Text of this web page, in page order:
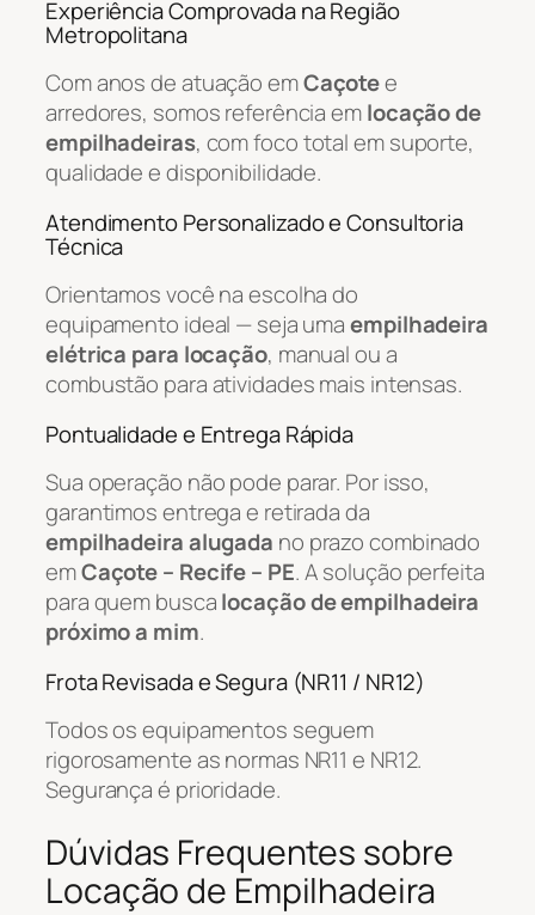
Experiência Comprovada na Região
Metropolitana
Com anos de atuação emCaçotee
arredores, somos referência emlocação de
empilhadeiras, com foco total em suporte,
qualidade e disponibilidade.
Atendimento Personalizado e Consultoria
Técnica
Orientamos você na escolha do
equipamento ideal — seja umaempilhadeira
elétrica para locação, manual ou a
combustão para atividades mais intensas.
Pontualidade e Entrega Rápida
Sua operação não pode parar. Por isso,
garantimos entrega e retirada da
empilhadeira alugada no prazo combinado
emCaçote – Recife – PE. A solução perfeita
para quem buscalocação de empilhadeira
próximo a mim.
Frota Revisada e Segura (NR11 / NR12)
Todos os equipamentos seguem
rigorosamente as normas NR11 e NR12.
Segurança é prioridade.
Dúvidas Frequentes sobre
Locação de Empilhadeira